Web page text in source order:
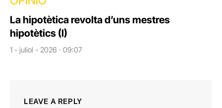
La hipotètica revolta d’uns mestres
hipotètics (I)
1 - juliol - 2026 · 09:07
LEAVE A REPLY